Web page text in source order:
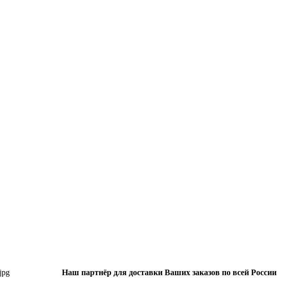
Наш партнёр для доставки Ваших заказов по всей России